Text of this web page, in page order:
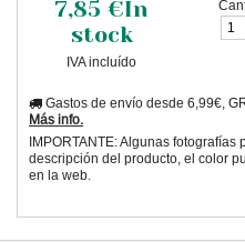
7,85 €In
stock
IVA incluído
Gastos de envío desde 6,99€,
Más info.
IMPORTANTE: Algunas
descripción del producto, el color
en la web.